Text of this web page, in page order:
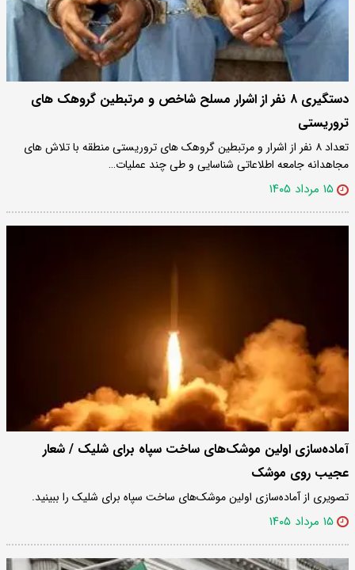
دستگیری ۸ نفر از اشرار مسلح شاخص و مرتبطین گروهک های
تروریستی
تعداد ۸ نفر از اشرار و مرتبطین گروهک های تروریستی منطقه با تلاش های
مجاهدانه جامعه اطلاعاتی شناسایی و طی چند عملیات…
۱۵ مرداد ۱۴۰۵
آماده‌سازی اولین موشک‌های ساخت سپاه برای شلیک / شعار
عجیب روی موشک
تصویری از آماده‌سازی اولین موشک‌های ساخت سپاه برای شلیک را ببینید.
۱۵ مرداد ۱۴۰۵